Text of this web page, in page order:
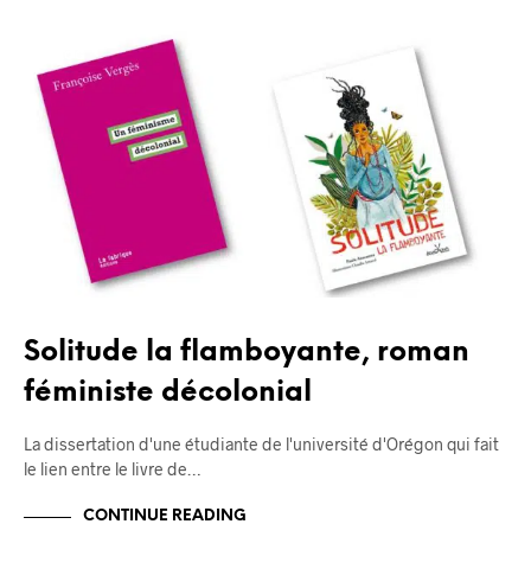
Solitude la flamboyante, roman
féministe décolonial
La dissertation d'une étudiante de l'université d'Orégon qui fait
le lien entre le livre de…
CONTINUE READING